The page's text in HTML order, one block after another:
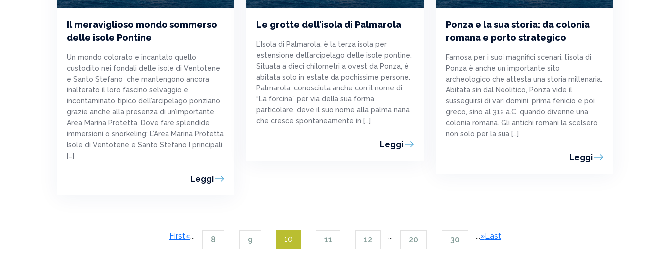
Il meraviglioso mondo sommerso
delle isole Pontine
Un mondo colorato e incantato quello
custodito nei fondali delle isole di Ventotene
e Santo Stefano che mantengono ancora
inalterato il loro fascino selvaggio e
incontaminato tipico dell’arcipelago ponziano
grazie anche alla presenza di un’importante
Area Marina Protetta. Dove fare splendide
immersioni o snorkeling: L’Area Marina Protetta
Isole di Ventotene e Santo Stefano I principali
[…]
Leggi
Le grotte dell’isola di Palmarola
L’Isola di Palmarola, è la terza isola per
estensione dell’arcipelago delle isole pontine.
Situata a dieci chilometri a ovest da Ponza, è
abitata solo in estate da pochissime persone.
Palmarola, conosciuta anche con il nome di
“La forcina” per via della sua forma
particolare, deve il suo nome alla palma nana
che cresce spontaneamente in […]
Leggi
Ponza e la sua storia: da colonia
romana e porto strategico
Famosa per i suoi magnifici scenari, l’isola di
Ponza è anche un importante sito
archeologico che attesta una storia millenaria.
Abitata sin dal Neolitico, Ponza vide il
susseguirsi di vari domini, prima fenicio e poi
greco, sino al 312 a.C, quando divenne una
colonia romana. Gli antichi romani la scelsero
non solo per la sua […]
Leggi
First«... 8 9 10 11 12 ... 20 30 ...»Last